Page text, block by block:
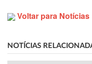
Voltar para Notícias
NOTÍCIAS